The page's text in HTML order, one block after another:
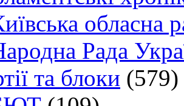
обласна
Рада
та блоки (579)